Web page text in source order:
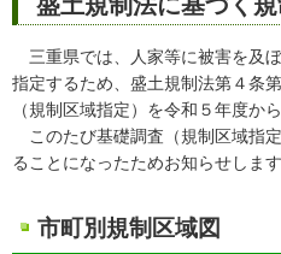
三重県では、人家等に被害を及
指定するため、盛土規制法第４条
（規制区域指定）を令和５年度か
このたび基礎調査（規制区域指
ることになったためお知らせします
市町別規制区域図